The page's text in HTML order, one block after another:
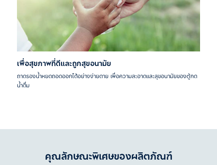
เพื่อสุขภาพที่ดีและถูกสุขอนามัย
ถาดรองน้ำหยดถอดออกได้อย่างง่ายดาย เพื่อความสะอาดและสุขอนามัยของตู้กด
น้ำดื่ม
คุณลักษณะพิเศษของผลิตภัณฑ์